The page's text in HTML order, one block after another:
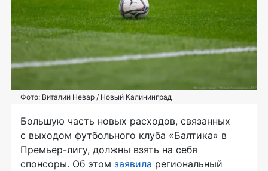
Фото: Виталий Невар / Новый Калининград
Большую часть новых расходов, связанных
с выходом футбольного клуба «Балтика» в
Премьер-лигу, должны взять на себя
спонсоры. Об этом заявила региональный